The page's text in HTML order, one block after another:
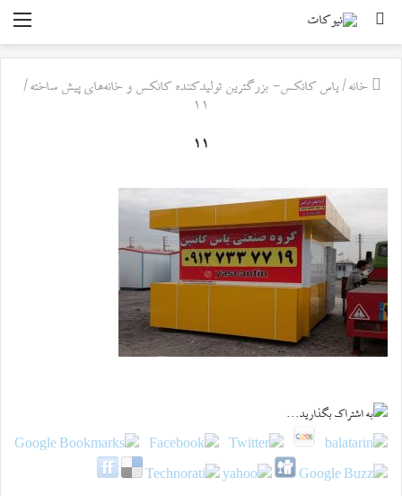
منو
جستجو
برای
خانه / یاس کانکس- بزرگترین تولیدکننده کانکس و خانه‌های پیش ساخته /
۱۱
۱۱